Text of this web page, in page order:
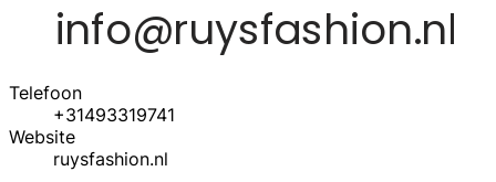
Telefoon
+31493319741
Website
ruysfashion.nl